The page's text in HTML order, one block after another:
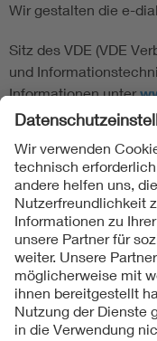
Wir gestalten die e-
Sitz des VDE (VDE
und
Informationen unter
Folgen Sie uns
Kontakte